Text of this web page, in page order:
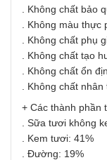
. Không chất bảo
. Không màu thực
. Không chất phụ
. Không chất tạo
. Không chất ổn
. Không chất nhân
+ Các thành phần
. Sữa tươi không
. Kem tươi: 41%
. Đường: 19%